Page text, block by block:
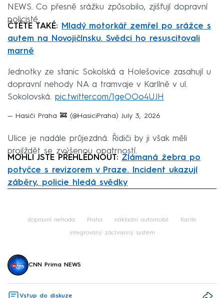
NEWS. Co přesně srážku způsobilo, zjišťují dopravní
policisté.
ČTĚTE TAKÉ: Mladý motorkář zemřel po srážce s
autem na Novojičínsku. Svědci ho resuscitovali
marně
Jednotky ze stanic Sokolská a Holešovice zasahují u
dopravní nehody NA a tramvaje v Karlíně v ul.
Sokolovská. pic.twitter.com/1geOOo4UJH
— Hasiči Praha 🚒 (@HasiciPraha) July 3, 2026
Ulice je nadále průjezdná. Řidiči by ji však měli
projíždět se zvýšenou opatrností.
MOHLI JSTE PŘEHLÉDNOUT: Zlámaná žebra po
potyčce s revizorem v Praze. Incident ukazují
záběry, policie hledá svědky
dopravní nehoda Praha nákladní automobil Karlín
integrovaný záchranný systém
CNN Prima NEWS
Vstup do diskuze